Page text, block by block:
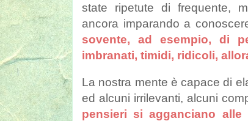
state ripetute di frequente,
ancora imparando a
sovente, ad esempio, di
imbranati, timidi, ridicoli,
La nostra mente è capace di
ed alcuni irrilevanti, alcuni
pensieri si agganciano alle